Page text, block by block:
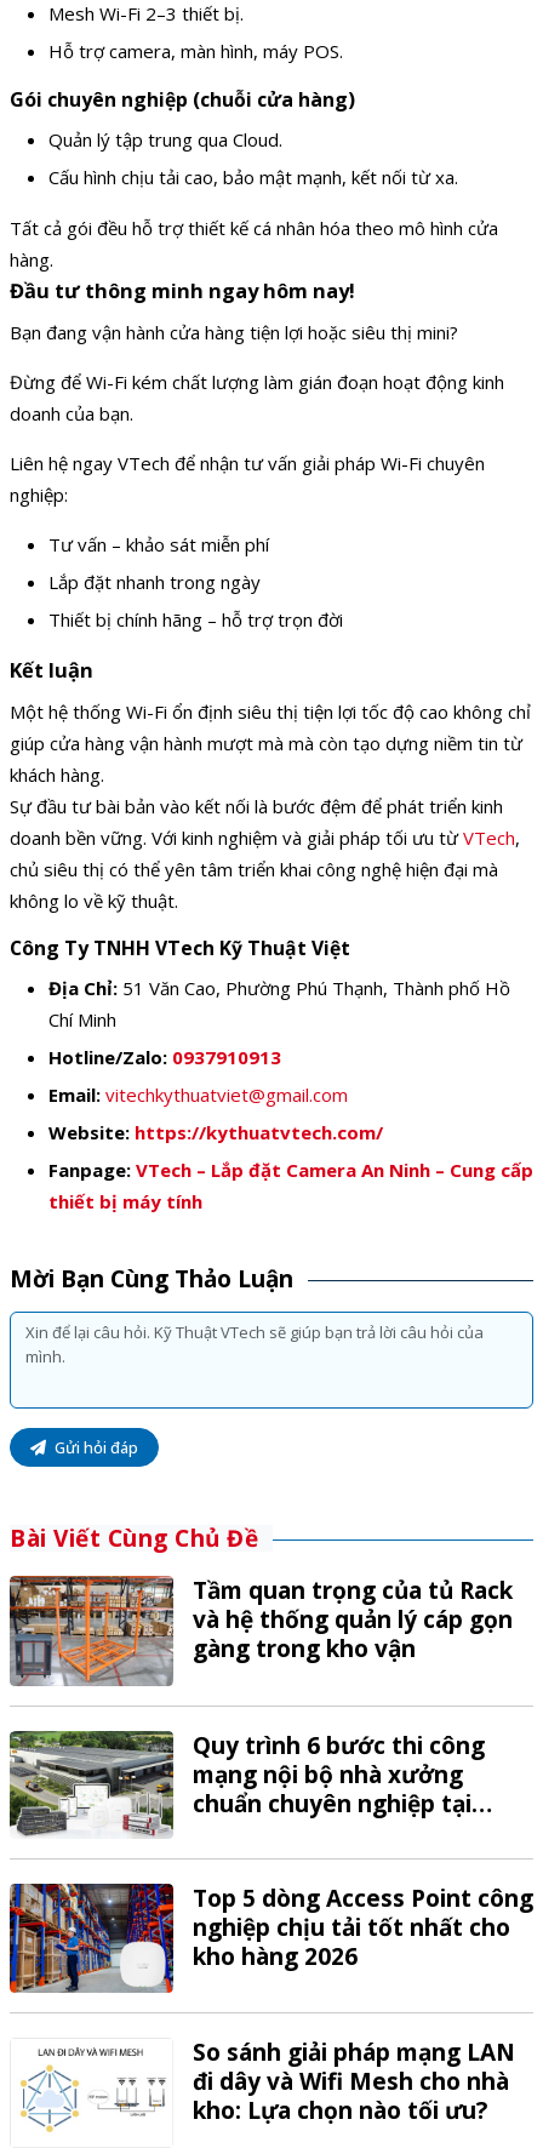
Mesh Wi-Fi 2–3 thiết bị.
Hỗ trợ camera, màn hình, máy POS.
Gói chuyên nghiệp (chuỗi cửa hàng)
Quản lý tập trung qua Cloud.
Cấu hình chịu tải cao, bảo mật mạnh, kết nối từ xa.
Tất cả gói đều hỗ trợ thiết kế cá nhân hóa theo mô hình cửa
hàng.
Đầu tư thông minh ngay hôm nay!
Bạn đang vận hành cửa hàng tiện lợi hoặc siêu thị mini?
Đừng để Wi-Fi kém chất lượng làm gián đoạn hoạt động kinh
doanh của bạn.
Liên hệ ngay VTech để nhận tư vấn giải pháp Wi-Fi chuyên
nghiệp:
Tư vấn – khảo sát miễn phí
Lắp đặt nhanh trong ngày
Thiết bị chính hãng – hỗ trợ trọn đời
Kết luận
Một hệ thống Wi-Fi ổn định siêu thị tiện lợi tốc độ cao không chỉ
giúp cửa hàng vận hành mượt mà mà còn tạo dựng niềm tin từ
khách hàng.
Sự đầu tư bài bản vào kết nối là bước đệm để phát triển kinh
doanh bền vững. Với kinh nghiệm và giải pháp tối ưu từVTech,
chủ siêu thị có thể yên tâm triển khai công nghệ hiện đại mà
không lo về kỹ thuật.
Công Ty TNHH VTech Kỹ Thuật Việt
Địa Chỉ: 51 Văn Cao, Phường Phú Thạnh, Thành phố Hồ
Chí Minh
Hotline/Zalo: 0937910913
Email: vitechkythuatviet@gmail.com
Website: https://kythuatvtech.com/
Fanpage: VTech – Lắp đặt Camera An Ninh – Cung cấp
thiết bị máy tính
Mời Bạn Cùng Thảo Luận
Gửi hỏi đáp
Bài Viết Cùng Chủ Đề
Tầm quan trọng của tủ Rack
và hệ thống quản lý cáp gọn
gàng trong kho vận
Quy trình 6 bước thi công
mạng nội bộ nhà xưởng
chuẩn chuyên nghiệp tại
Top 5 dòng Access Point công
nghiệp chịu tải tốt nhất cho
kho hàng 2026
So sánh giải pháp mạng LAN
đi dây và Wifi Mesh cho nhà
kho: Lựa chọn nào tối ưu?